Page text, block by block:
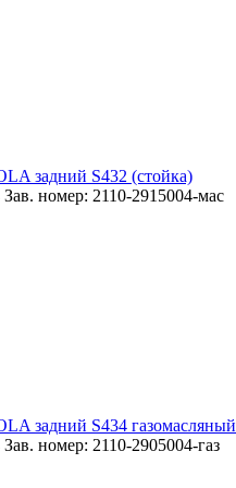
задний S432 (стойка)
номер: 2110-2915004-мас
задний S434
номер: 2110-2905004-газ